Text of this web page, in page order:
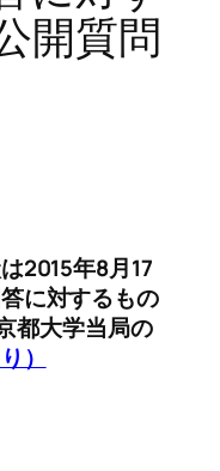
開質問
2015年8月17
に対するもの
都大学当局の
）